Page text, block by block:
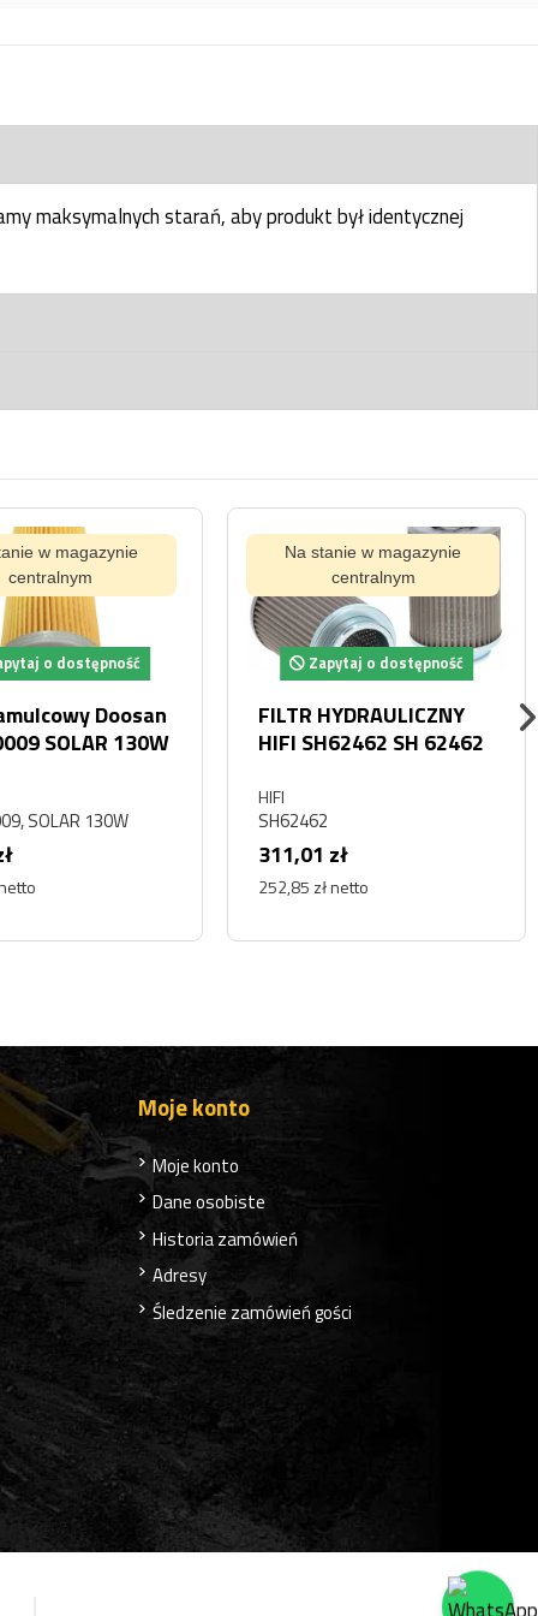
maksymalnych starań, aby produkt był identycznej
w magazynie
centralnym
o dostępność
Doosan
SOLAR 130W
SOLAR 130W
Na stanie w magazynie
centralnym
Zapytaj o dostępność
FILTR HYDRAULICZNY
HIFI SH62462 SH 62462
HIFI
SH62462
311,01 zł
252,85 zł netto
Moje konto
Moje konto
Dane osobiste
Historia zamówień
Adresy
Śledzenie zamówień gości